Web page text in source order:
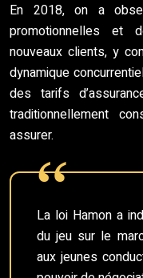
En 2018, on a
promotionnelles et
nouveaux clients, y
dynamique
des tarifs
traditionnellement
assurer.
La loi Hamon a
du jeu sur le
aux jeunes